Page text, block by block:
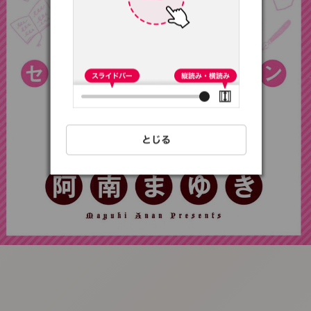
vnqp.lunrzsdszk.vn.oi